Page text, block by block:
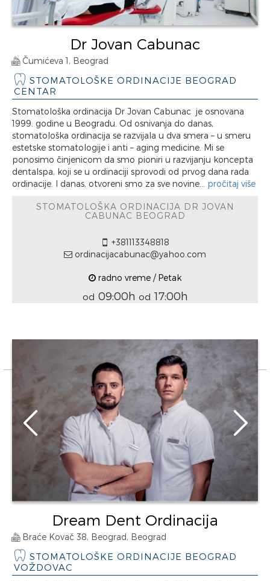
Dr Jovan Cabunac
Čumićeva 1, Beograd
STOMATOLOŠKE ORDINACIJE BEOGRAD
CENTAR
Stomatološka ordinacija Dr Jovan Cabunac je osnovana
1999. godine u Beogradu. Od osnivanja do danas,
stomatološka ordinacija se razvijala u dva smera – u smeru
estetske stomatologije i anti – aging medicine. Mi se
ponosimo činjenicom da smo pioniri u razvijanju koncepta
dentalspa, koji se u ordinaciji sprovodi od prvog dana rada
ordinacije. I danas, otvoreni smo za sve novine... pročitaj više
STOMATOLOŠKA ORDINACIJA DR JOVAN
CABUNAC BEOGRAD
+381113348818
ordinacijacabunac@yahoo.com
radno vreme / Petak
od 09:00h od 17:00h
Dream Dent Ordinacija
Braće Kovač 38, Beograd, Beograd
STOMATOLOŠKE ORDINACIJE BEOGRAD
VOŽDOVAC